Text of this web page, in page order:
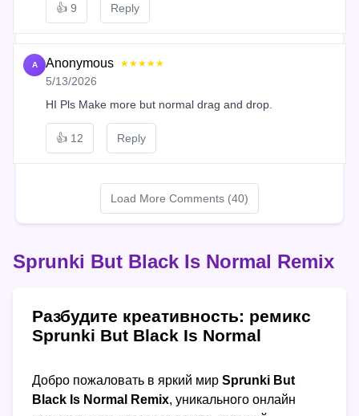
👍 9 Reply
A Anonymous ★★★★★
5/13/2026
HI Pls Make more but normal drag and drop.
👍 12 Reply
Load More Comments (40)
Sprunki But Black Is Normal Remix
Разбудите креативность: ремикс
Sprunki But Black Is Normal
Добро пожаловать в яркий мир Sprunki But
Black Is Normal Remix, уникального онлайн